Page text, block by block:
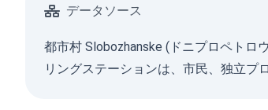
データソース
都市村 Slobozhanske (ドニプロペトロ
リングステーションは、市民、独立プ